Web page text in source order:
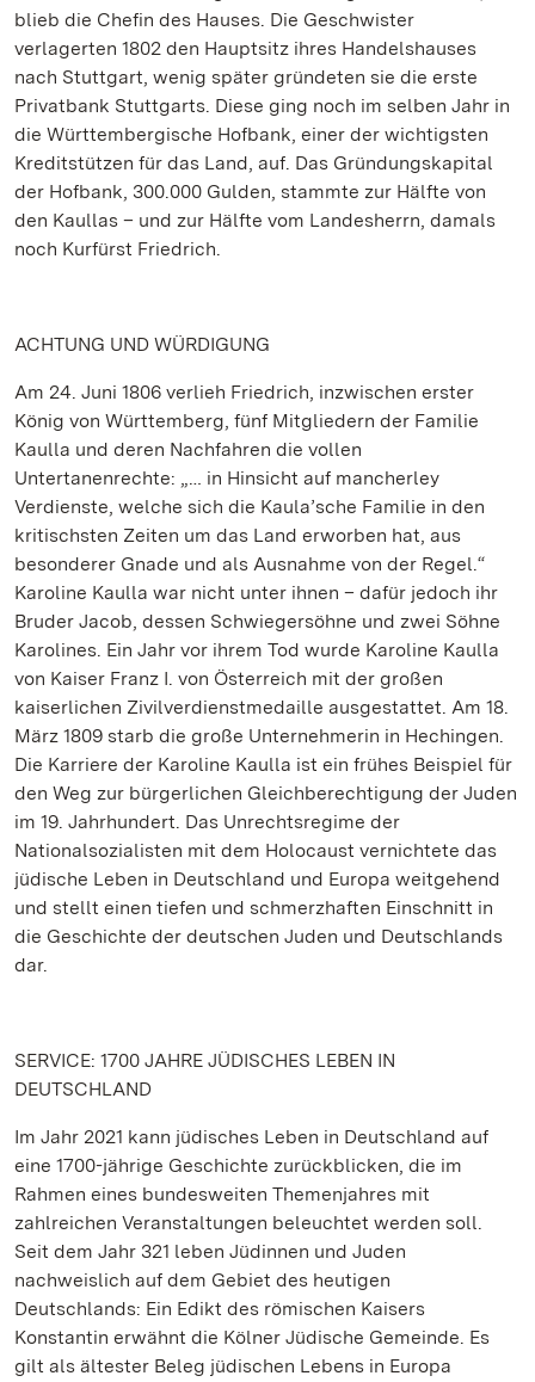
blieb die Chefin des Hauses. Die Geschwister
verlagerten 1802 den Hauptsitz ihres Handelshauses
nach Stuttgart, wenig später gründeten sie die erste
Privatbank Stuttgarts. Diese ging noch im selben Jahr in
die Württembergische Hofbank, einer der wichtigsten
Kreditstützen für das Land, auf. Das Gründungskapital
der Hofbank, 300.000 Gulden, stammte zur Hälfte von
den Kaullas – und zur Hälfte vom Landesherrn, damals
noch Kurfürst Friedrich.
ACHTUNG UND WÜRDIGUNG
Am 24. Juni 1806 verlieh Friedrich, inzwischen erster
König von Württemberg, fünf Mitgliedern der Familie
Kaulla und deren Nachfahren die vollen
Untertanenrechte: „… in Hinsicht auf mancherley
Verdienste, welche sich die Kaula’sche Familie in den
kritischsten Zeiten um das Land erworben hat, aus
besonderer Gnade und als Ausnahme von der Regel.“
Karoline Kaulla war nicht unter ihnen – dafür jedoch ihr
Bruder Jacob, dessen Schwiegersöhne und zwei Söhne
Karolines. Ein Jahr vor ihrem Tod wurde Karoline Kaulla
von Kaiser Franz I. von Österreich mit der großen
kaiserlichen Zivilverdienstmedaille ausgestattet. Am 18.
März 1809 starb die große Unternehmerin in Hechingen.
Die Karriere der Karoline Kaulla ist ein frühes Beispiel für
den Weg zur bürgerlichen Gleichberechtigung der Juden
im 19. Jahrhundert. Das Unrechtsregime der
Nationalsozialisten mit dem Holocaust vernichtete das
jüdische Leben in Deutschland und Europa weitgehend
und stellt einen tiefen und schmerzhaften Einschnitt in
die Geschichte der deutschen Juden und Deutschlands
dar.
SERVICE: 1700 JAHRE JÜDISCHES LEBEN IN
DEUTSCHLAND
Im Jahr 2021 kann jüdisches Leben in Deutschland auf
eine 1700-jährige Geschichte zurückblicken, die im
Rahmen eines bundesweiten Themenjahres mit
zahlreichen Veranstaltungen beleuchtet werden soll.
Seit dem Jahr 321 leben Jüdinnen und Juden
nachweislich auf dem Gebiet des heutigen
Deutschlands: Ein Edikt des römischen Kaisers
Konstantin erwähnt die Kölner Jüdische Gemeinde. Es
gilt als ältester Beleg jüdischen Lebens in Europa